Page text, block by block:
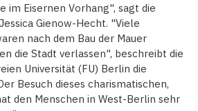
im Eisernen Vorhang", sagt die
Gienow-Hecht. "Viele
nach dem Bau der Mauer
die Stadt verlassen", beschreibt die
Universität (FU) Berlin die
Besuch dieses charismatischen,
den Menschen in West-Berlin sehr